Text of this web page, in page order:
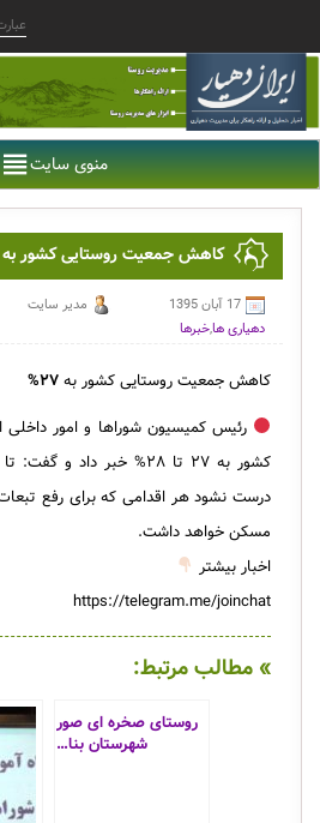
منوی سایت
کاهش جمعیت روستایی کشور به ۲۷%
17 آبان 1395 مدیر سایت
دهیاری ها,خبرها
کاهش جمعیت روستایی کشور به۲۷%
رئیس کمیسیون شوراها و امور
کشور به ۲۷ تا ۲۸% خبر داد
درست نشود هر اقدامی که برای رفع
مسکن خواهد داشت.
اخبار بیشتر
https://telegram.me/joinchat
» مطالب مرتبط:
روستای صخره ای صور
شهرستان بنا…